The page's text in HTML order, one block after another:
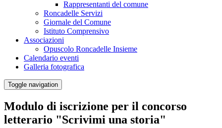
Rappresentanti del comune
Roncadelle Servizi
Giornale del Comune
Istituto Comprensivo
Associazioni
Opuscolo Roncadelle Insieme
Calendario eventi
Galleria fotografica
Toggle navigation
Modulo di iscrizione per il concorso
letterario "Scrivimi una storia"